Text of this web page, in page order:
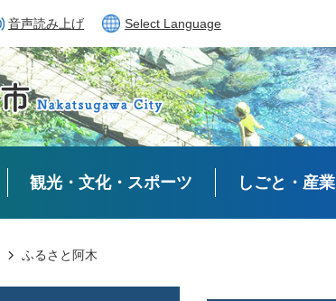
音声読み上げ Select Language
観光・文化・スポーツ しごと・産業
ふるさと阿木